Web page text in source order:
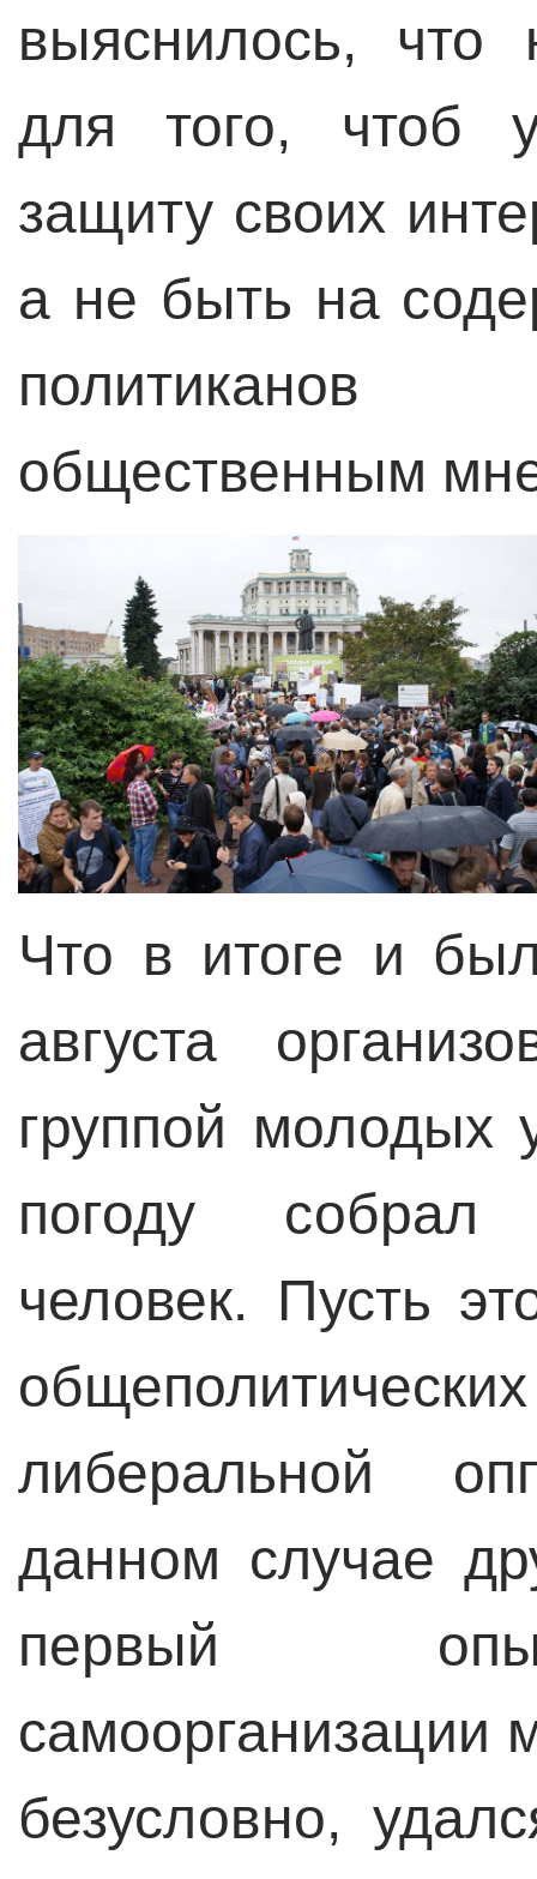
выяснилось, что
для того, чтоб
защиту своих
а не быть на
общественным
Что в итоге и
августа
группой молодых
погоду
человек. Пусть
либеральной
данном случае
первый
самоорганизации
безусловно,